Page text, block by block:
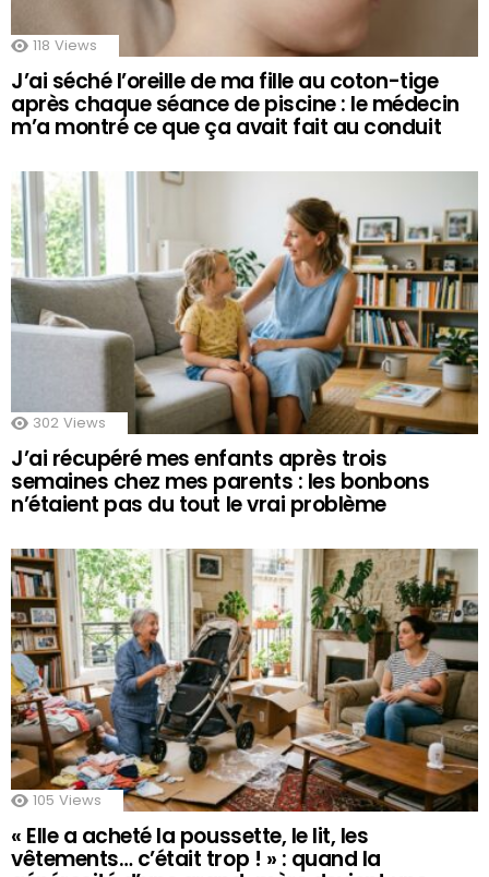
118 Views
J’ai séché l’oreille de ma fille au coton-tige
après chaque séance de piscine : le médecin
m’a montré ce que ça avait fait au conduit
302 Views
J’ai récupéré mes enfants après trois
semaines chez mes parents : les bonbons
n’étaient pas du tout le vrai problème
105 Views
« Elle a acheté la poussette, le lit, les
vêtements… c’était trop ! » : quand la